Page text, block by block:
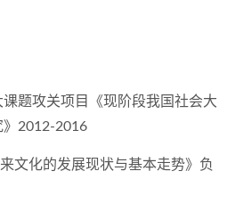
题攻关项目《现阶段我国社会大
》2012-2016
文化的发展现状与基本走势》负